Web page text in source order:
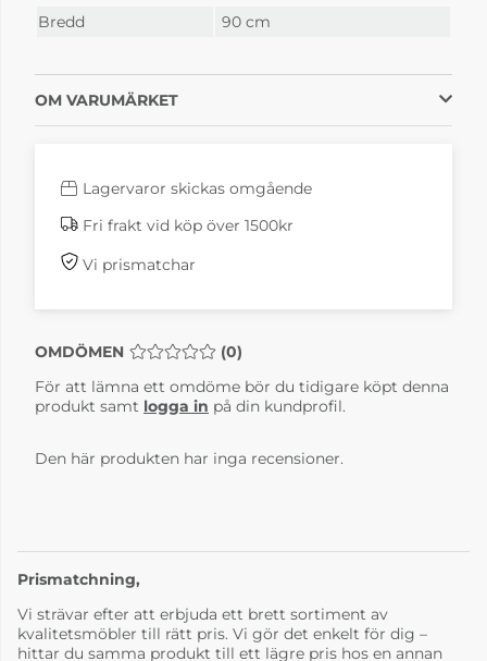
Bredd
90 cm
OM VARUMÄRKET
Lagervaror skickas omgående
Fri frakt vid köp över 1500kr
Vi prismatchar
OMDÖMEN MEDELBETYG 0 AV 5 ANTAL BETYG 0
(0)
För att lämna ett omdöme bör du tidigare köpt denna
produkt samt logga in på din kundprofil.
Den här produkten har inga recensioner.
Prismatchning,
Vi strävar efter att erbjuda ett brett sortiment av
kvalitetsmöbler till rätt pris. Vi gör det enkelt för dig –
hittar du samma produkt till ett lägre pris hos en annan